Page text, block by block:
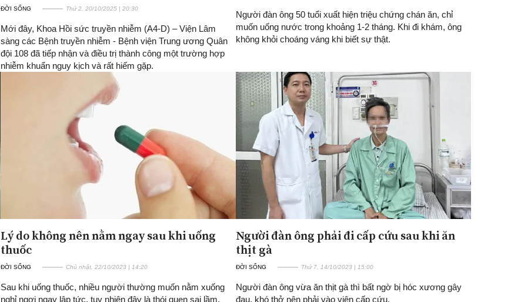
ĐỜI SỐNG Thứ 2, 20/10/2025 | 20:30
Mới đây, Khoa Hồi sức truyền nhiễm (A4-D) – Viện Lâm
sàng các Bệnh truyền nhiễm - Bệnh viện Trung ương Quân
đội 108 đã tiếp nhận và điều trị thành công một trường hợp
nhiễm khuẩn nguy kịch và rất hiếm gặp.
Người đàn ông 50 tuổi xuất hiện triệu chứng chán ăn, chỉ
muốn uống nước trong khoảng 1-2 tháng. Khi đi khám, ông
không khỏi choáng váng khi biết sự thật.
Lý do không nên nằm ngay sau khi uống
thuốc
ĐỜI SỐNG Chủ nhật, 22/10/2023 | 14:20
Sau khi uống thuốc, nhiều người thường muốn nằm xuống
nghỉ ngơi ngay lập tức, tuy nhiên đây là thói quen sai lầm.
Người đàn ông phải đi cấp cứu sau khi ăn
thịt gà
ĐỜI SỐNG Thứ 7, 14/10/2023 | 15:00
Người đàn ông vừa ăn thịt gà thì bất ngờ bị hóc xương gây
đau, khó thở nên phải vào viện cấp cứu.